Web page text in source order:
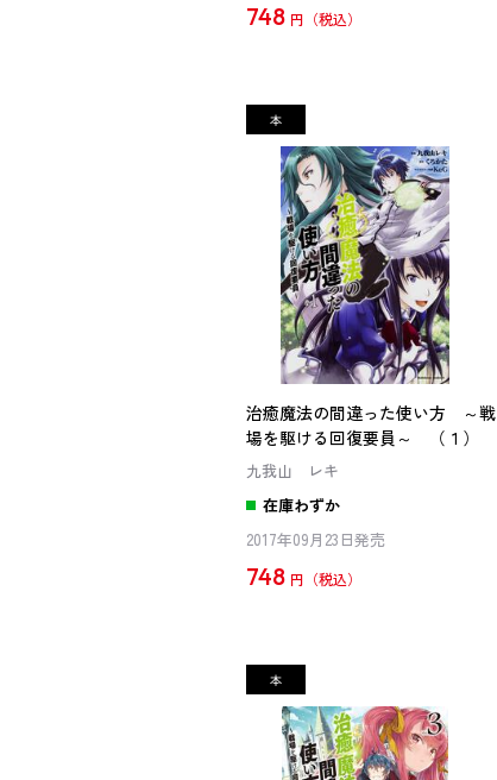
748 円
治癒魔法の間違った使い方 ～戦
場を駆ける回復要員～ （１）
九我山 レキ
在庫わずか
2017年09月23日発売
748 円